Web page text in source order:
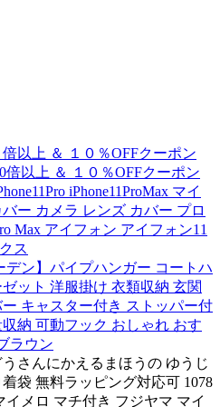
以上 ＆ １０％OFFクーポン
倍以上 ＆ １０％OFFクーポン
iPhone11ProMax マイ
ー カメラ レンズ カバー プロ
Max アイフォン アイフォン11
ス
デン】パイプハンガー コートハ
ット 洋服掛け 衣類収納 玄関
キャスター付き ストッパー付
納 可動フック おしゃれ おす
ラウン
さんにかえるまほうの ゆうじ
袋 無料ラッピング対応可 1078
メロ マチ付き フジヤマ マイ